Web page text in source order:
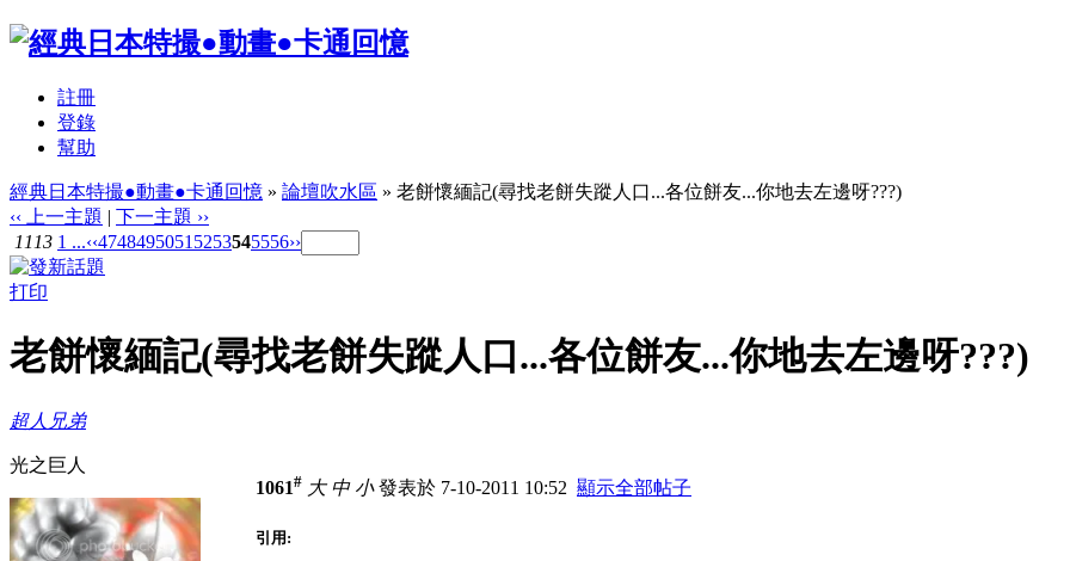
註冊
登錄
幫助
經典日本特撮●動畫●卡通回憶 » 論壇吹水區 » 老餅懷緬記(尋找老餅失蹤人口...各位餅友...你地去左邊呀???)
‹‹ 上一主題 | 下一主題 ››
1113 1 ...‹‹4748495051 5253545556››
打印
老餅懷緬記(尋找老餅失蹤人口...各位餅友...你地去左邊呀???)
超人兄弟
光之巨人
1061# 大 中 小發表於 7-10-2011 10:52 顯示全部帖子
引用: